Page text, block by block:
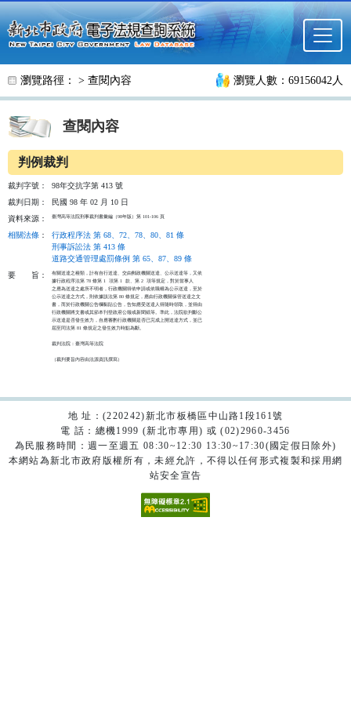
跳至主要內容
瀏覽路徑： > 查閱內容 瀏覽人數：69156042人
查閱內容
判例裁判
裁判字號：
98年交抗字第 413 號
裁判日期：
民國 98 年 02 月 10 日
資料來源：
臺灣高等法院刑事裁判書彙編（98年版）第 101-106 頁
相關法條 ：
行政程序法 第 68、72、78、80、81 條
刑事訴訟法 第 413 條
道路交通管理處罰條例 第 65、87、89 條
要
旨：
有關送達之種類，計有自行送達、交由郵政機關送達、公示送達等，又依
據行政程序法第 78 條第 1  項第 1  款、第 2  項等規定，對於當事人
之應為送達之處所不明者，行政機關得依申請或依職權為公示送達，至於
公示送達之方式，則依據該法第 80 條規定，應由行政機關保管送達之文
書，而於行政機關公告欄黏貼公告，告知應受送達人得隨時領取，並得由
行政機關將文書或其節本刊登政府公報或新聞紙等。準此，法院欲判斷公
示送達是否發生效力，自應審酌行政機關是否已完成上開送達方式，並已
屆至同法第 81 條規定之發生效力時點為斷。
裁判法院：臺灣高等法院
（裁判要旨內容由法源資訊撰寫）
地 址：(220242)新北市板橋區中山路1段161號
電 話：總機1999 (新北市專用) 或 (02)2960-3456
為民服務時間：週一至週五 08:30~12:30 13:30~17:30(國定假日除外)
本網站為新北市政府版權所有，未經允許，不得以任何形式複製和採用網
站安全宣告